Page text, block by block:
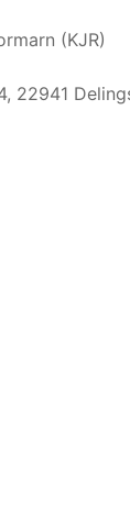
(KJR)
22941